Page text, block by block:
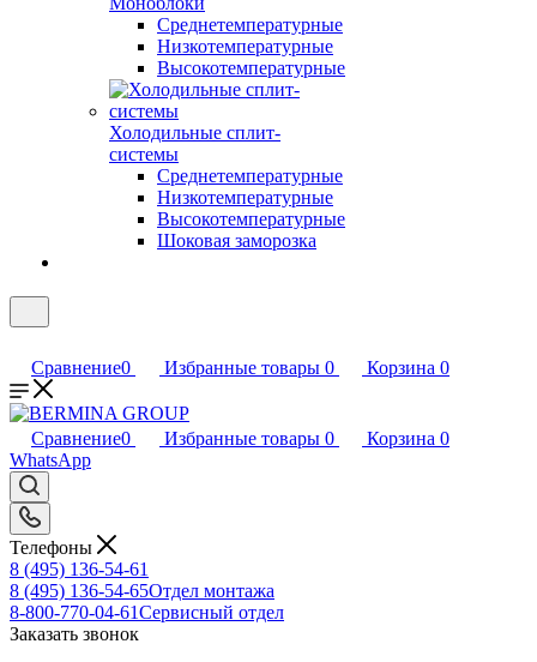
Среднетемпературные
Низкотемпературные
Высокотемпературные
Холодильные сплит-
системы
Среднетемпературные
Низкотемпературные
Высокотемпературные
Шоковая заморозка
Сравнение0 Избранные товары 0 Корзина 0
Сравнение0 Избранные товары 0 Корзина 0
WhatsApp
Телефоны
8 (495) 136-54-61
8 (495) 136-54-65Отдел монтажа
8-800-770-04-61Сервисный отдел
Заказать звонок